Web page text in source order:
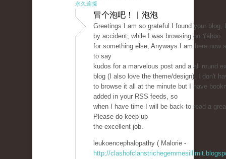
永久连接
冒个泡吧！ | 泡泡
Greetings I am so grateful I found your blog,
by accident, while I was browsing on Yahoo
for something else, Anyways I am here now
to say
kudos for a marvelous post and a all round
blog (I also love the theme/design), I don't
to browse it all at the minute but I have
added in your RSS feeds, so
when I have time I will be back to read a
Please do keep up
the excellent job.
leukoencephalopathy ( Malorie -
http://